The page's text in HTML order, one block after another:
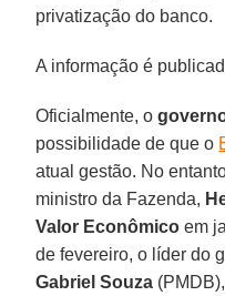
privatização do banco.
A informação é
Oficialmente, o
possibilidade de que o
atual gestão. No
ministro da Fazenda,
Valor Econômico em
de fevereiro, o líder do
Gabriel Souza